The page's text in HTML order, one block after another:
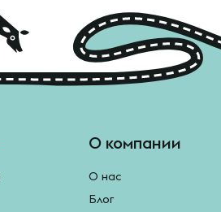
О компании
О нас
Блог